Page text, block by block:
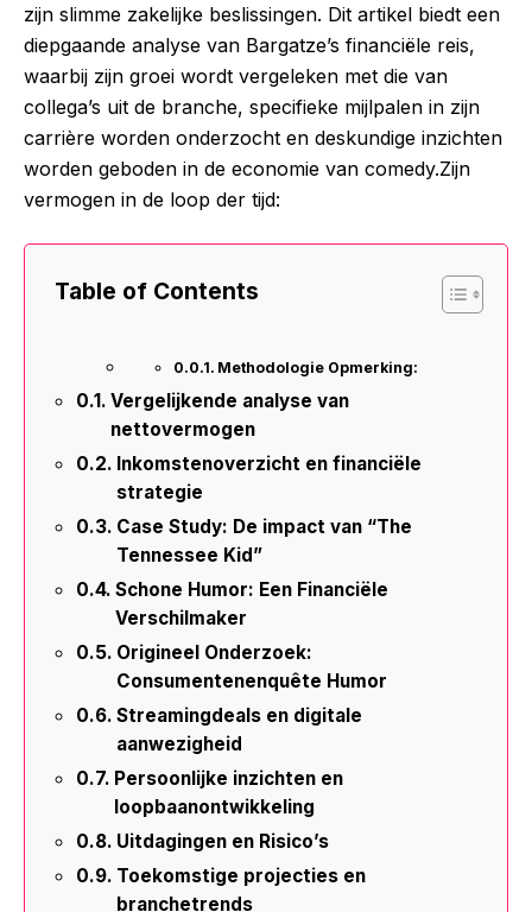
zijn slimme zakelijke beslissingen. Dit artikel biedt een
diepgaande analyse van Bargatze’s financiële reis,
waarbij zijn groei wordt vergeleken met die van
collega’s uit de branche, specifieke mijlpalen in zijn
carrière worden onderzocht en deskundige inzichten
worden geboden in de economie van comedy.Zijn
vermogen in de loop der tijd:
Table of Contents
Methodologie Opmerking:
Vergelijkende analyse van
nettovermogen
Inkomstenoverzicht en financiële
strategie
Case Study: De impact van “The
Tennessee Kid”
Schone Humor: Een Financiële
Verschilmaker
Origineel Onderzoek:
Consumentenenquête Humor
Streamingdeals en digitale
aanwezigheid
Persoonlijke inzichten en
loopbaanontwikkeling
Uitdagingen en Risico’s
Toekomstige projecties en
branchetrends